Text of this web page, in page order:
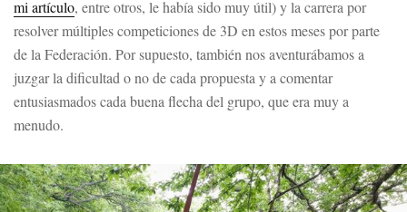
mi artículo, entre otros, le había sido muy útil) y la carrera por
resolver múltiples competiciones de 3D en estos meses por parte
de la Federación. Por supuesto, también nos aventurábamos a
juzgar la dificultad o no de cada propuesta y a comentar
entusiasmados cada buena flecha del grupo, que era muy a
menudo.